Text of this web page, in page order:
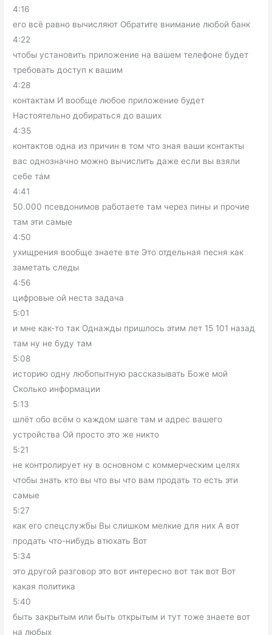
4:16
его всё равно вычисляют Обратите внимание любой банк
4:22
чтобы установить приложение на вашем телефоне будет
требовать доступ к вашим
4:28
контактам И вообще любое приложение будет
Настоятельно добираться до ваших
4:35
контактов одна из причин в том что зная ваши контакты
вас однозначно можно вычислить даже если вы взяли
себе там
4:41
50.000 псевдонимов работаете там через пины и прочие
там эти самые
4:50
ухищрения вообще знаете вте Это отдельная песня как
заметать следы
4:56
цифровые ой неста задача
5:01
и мне как-то так Однажды пришлось этим лет 15 101 назад
там ну не буду там
5:08
историю одну любопытную рассказывать Боже мой
Сколько информации
5:13
шлёт обо всём о каждом шаге там и адрес вашего
устройства Ой просто это же никто
5:21
не контролирует ну в основном с коммерческим целях
чтобы знать кто вы что вы что вам продать то есть эти
самые
5:27
как его спецслужбы Вы слишком мелкие для них А вот
продать что-нибудь втюхать Вот
5:34
это другой разговор это вот интересно вот так вот Вот
какая политика
5:40
быть закрытым или быть открытым и тут тоже знаете вот
на любых